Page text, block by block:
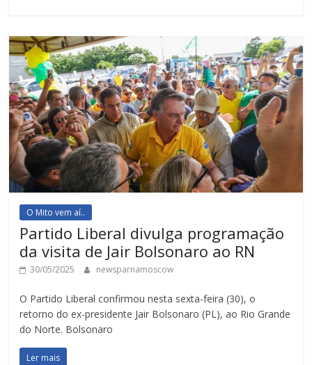
O Mito vem aí..
Partido Liberal divulga programação
da visita de Jair Bolsonaro ao RN
30/05/2025 newsparnamoscow
O Partido Liberal confirmou nesta sexta-feira (30), o
retorno do ex-presidente Jair Bolsonaro (PL), ao Rio Grande
do Norte. Bolsonaro
Ler mais